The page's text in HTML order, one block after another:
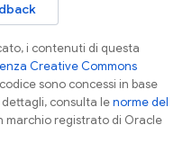
i contenuti di questa
Creative Commons
sono concessi in base
dettagli, consulta lenorme del
marchio registrato di Oracle